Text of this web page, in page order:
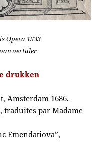
Opera 1533
vertaler
drukken
Amsterdam 1686.
traduites par Madame
Emendatiova”,